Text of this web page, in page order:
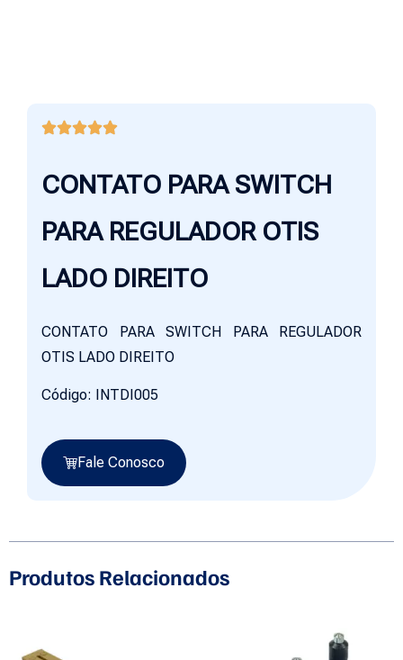
CONTATO PARA SWITCH
PARA REGULADOR OTIS
LADO DIREITO
CONTATO PARA SWITCH PARA REGULADOR
OTIS LADO DIREITO
Código: INTDI005
Fale Conosco
Produtos Relacionados